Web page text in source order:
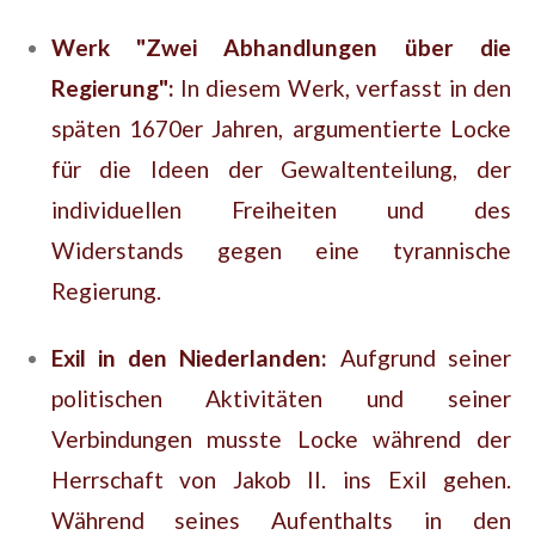
Werk "Zwei Abhandlungen über die
Regierung": In diesem Werk, verfasst in den
späten 1670er Jahren, argumentierte Locke
für die Ideen der Gewaltenteilung, der
individuellen Freiheiten und des
Widerstands gegen eine tyrannische
Regierung.
Exil in den Niederlanden: Aufgrund seiner
politischen Aktivitäten und seiner
Verbindungen musste Locke während der
Herrschaft von Jakob II. ins Exil gehen.
Während seines Aufenthalts in den